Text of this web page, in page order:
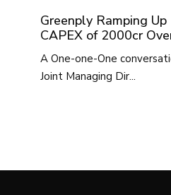
Greenply Ramping
CAPEX of 2000cr
A One-one-One
Joint Managing Dir...